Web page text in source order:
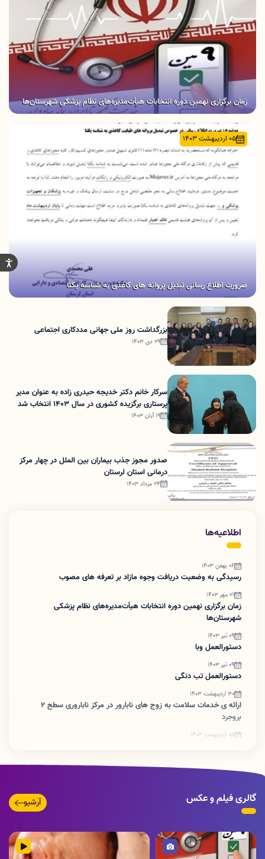
زمان برگزاری نهمین دوره انتخابات هیأت‌مدیره‌های نظام پزشکی شهرستان‌ها
05 اردیبهشت 1403
ضرورت اطلاع رسانی تبدیل پروانه های کاغذی به شناسه یکتا
بزرگداشت روز ملی جهانی مددکاری اجتماعی
29 دی 1403
سرکار خانم دکتر خدیجه حیدری زاده به عنوان مدیر
پرستاری برگزیده کشوری در سال 1403 انتخاب شد
19 آبان 1403
صدور مجوز جذب بیماران بین الملل در چهار مرکز
درمانی استان لرستان
24 مرداد 1403
اطلاعیه‌ها
06 بهمن 1403
رسیدگی به وضعیت دریافت وجوه مازاد بر تعرفه های مصوب
21 مهر 1403
زمان برگزاری نهمین دوره انتخابات هیأت‌مدیره‌های نظام پزشکی
شهرستان‌ها
09 تیر 1403
دستورالعمل وبا
09 تیر 1403
دستورالعمل تب دنگی
30 اردیبهشت 1403
ارائه ی خدمات سلامت به زوج های نابارور در مرکز ناباروری سطح ۲
بروجرد
05 اردیبهشت 1403
گالری فیلم و عکس آرشیو